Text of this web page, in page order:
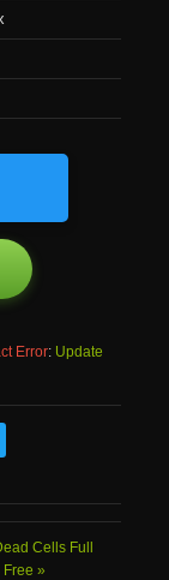
Error: Update
Cells Full
Free